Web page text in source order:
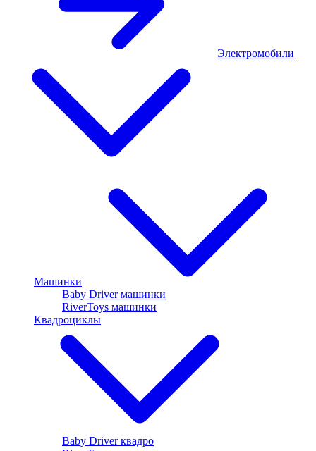
Электромобили
Машинки
Baby Driver машинки
RiverToys машинки
Квадроциклы
Baby Driver квадро